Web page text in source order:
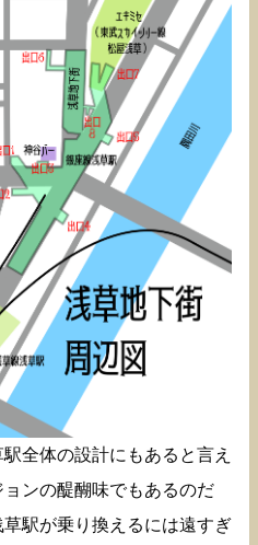
全体の設計にもあると言え
ンの醍醐味でもあるのだ
駅が乗り換えるには遠すぎ